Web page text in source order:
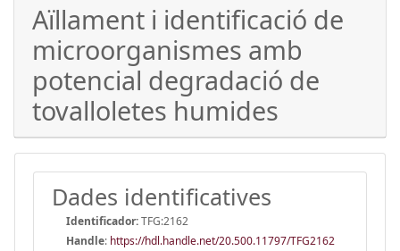
Aïllament i identificació de
microorganismes amb
potencial degradació de
tovalloletes humides
Dades identificatives
Identificador:TFG:2162
Handle: https://hdl.handle.net/20.500.11797/TFG2162